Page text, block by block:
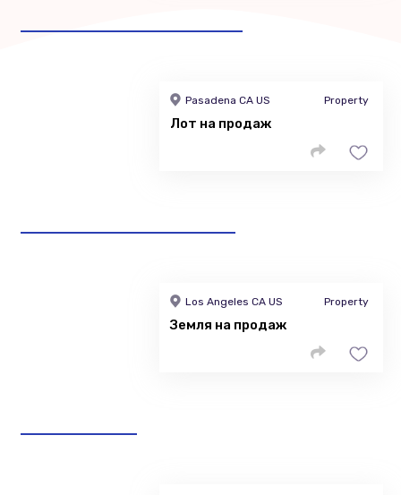
Pasadena CA US Property
Лот на продаж
Los Angeles CA US Property
Земля на продаж